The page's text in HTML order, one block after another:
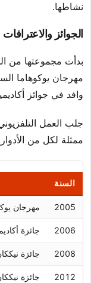
نشاطها.
الجوائز والاعترافات
بدأت مجموعتها من
مهرجان يوكوهاما
وافد في جوائز
جلب العمل
ممثلة لكل من الأدوار
السنة
2005 مهرجان
2006 جائزة
2008 جائزة
2012 جائزة